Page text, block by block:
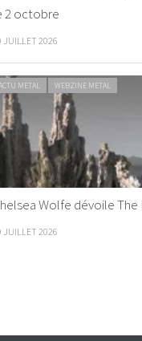
2 octobre
JUILLET 2026
METAL WEBZINE METAL
Wolfe dévoile The
JUILLET 2026